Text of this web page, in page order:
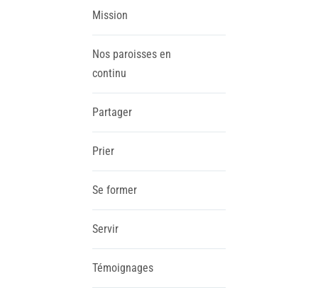
Mission
Nos paroisses en
continu
Partager
Prier
Se former
Servir
Témoignages